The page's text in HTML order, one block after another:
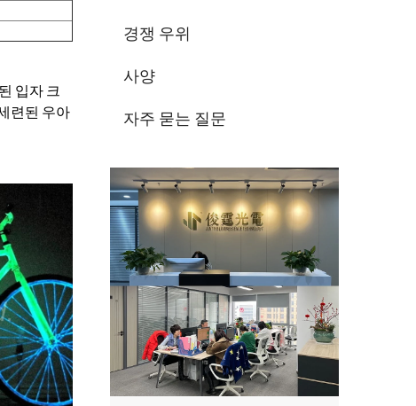
경쟁 우위
사양
자주 묻는 질문
입자 크
련된 우아